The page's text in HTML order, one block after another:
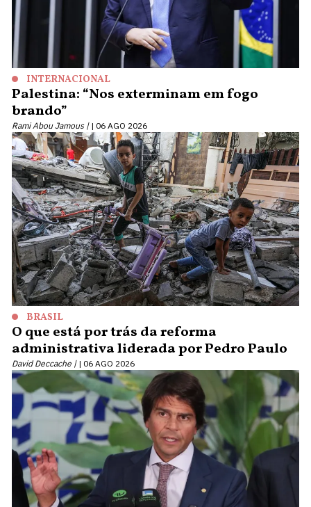
INTERNACIONAL
Palestina: “Nos exterminam em fogo
brando”
Rami Abou Jamous | 06 AGO 2026
BRASIL
O que está por trás da reforma
administrativa liderada por Pedro Paulo
David Deccache | 06 AGO 2026